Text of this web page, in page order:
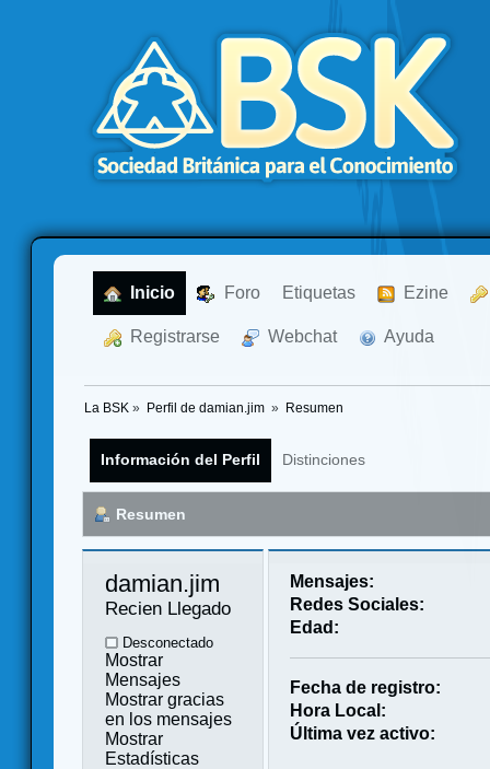
Inicio Foro Etiquetas Ezine
Registrarse Webchat Ayuda
La BSK » Perfil de damian.jim » Resumen
Información del Perfil Distinciones
Resumen
damian.jim
Recien Llegado
Desconectado
Mostrar
Mensajes
Mostrar gracias
en los mensajes
Mostrar
Estadísticas
Mensajes:
Redes Sociales:
Edad:
Fecha de registro:
Hora Local:
Última vez activo: